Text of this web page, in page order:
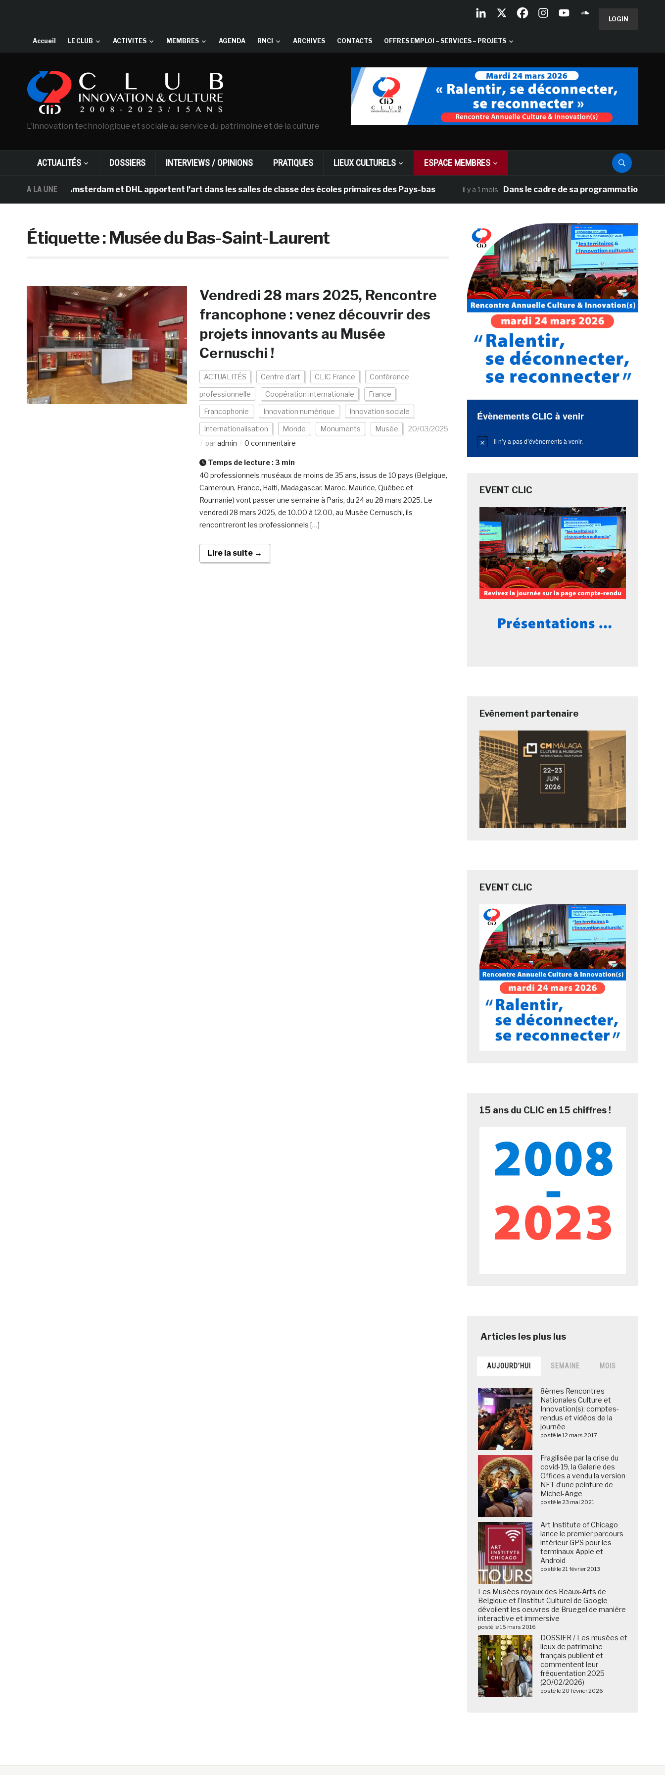
LOGIN
Accueil LE CLUB ACTIVITES MEMBRES AGENDA RNCI ARCHIVES CONTACTS OFFRES EMPLOI – SERVICES – PROJETS
L'innovation technologique et sociale au service du patrimoine et de la culture
ACTUALITÉS DOSSIERS INTERVIEWS / OPINIONS PRATIQUES LIEUX CULTURELS ESPACE MEMBRES
A LA UNE
Gogh d’Amsterdam et DHL apportent l’art dans les salles de classe des écoles primaires des Pays-bas il y a 1 mois Dans le cadre de sa programmation
Étiquette :Musée du Bas-Saint-Laurent
Vendredi 28 mars 2025, Rencontre
francophone : venez découvrir des
projets innovants au Musée
Cernuschi !
ACTUALITÉS Centre d'art CLIC France Conférence
professionnelle Coopération internationale France
Francophonie Innovation numérique Innovation sociale
Internationalisation Monde Monuments Musée
20/03/2025
paradmin 0 commentaire
Temps de lecture : 3 min
40 professionnels muséaux de moins de 35 ans, issus de 10 pays (Belgique,
Cameroun, France, Haiti, Madagascar, Maroc, Maurice, Québec et
Roumanie) vont passer une semaine à Paris, du 24 au 28 mars 2025. Le
vendredi 28 mars 2025, de 10.00 à 12.00, au Musée Cernuschi, ils
rencontreront les professionnels […]
Lire la suite →
Évènements CLIC à venir
Notice Il n’y a pas d’évènements à venir.
EVENT CLIC
Evénement partenaire
EVENT CLIC
15 ans du CLIC en 15 chiffres !
AUJOURD’HUI SEMAINE MOIS
8èmes Rencontres
Nationales Culture et
Innovation(s): comptes-
rendus et vidéos de la
journée
posté le 12 mars 2017
Fragilisée par la crise du
covid-19, la Galerie des
Offices a vendu la version
NFT d’une peinture de
Michel-Ange
posté le 23 mai 2021
Art Institute of Chicago
lance le premier parcours
intérieur GPS pour les
terminaux Apple et
Android
posté le 21 février 2013
Les Musées royaux des Beaux-Arts de
Belgique et l’Institut Culturel de Google
dévoilent les oeuvres de Bruegel de manière
interactive et immersive
posté le 15 mars 2016
DOSSIER / Les musées et
lieux de patrimoine
français publient et
commentent leur
fréquentation 2025
(20/02/2026)
posté le 20 février 2026